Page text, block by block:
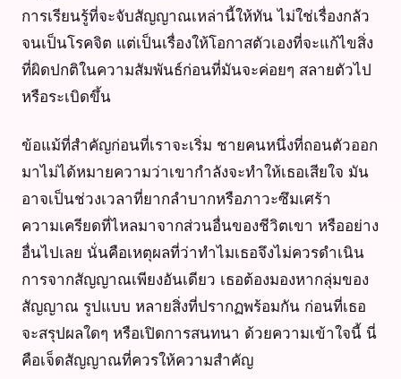
การเรียนรู้ที่จะจับสัญญาณเหล่านี้ให้ทัน ไม่ใช่เรื่องกลัว
จนเป็นโรคจิต แต่เป็นเรื่องให้โอกาสตัวเองที่จะแก้ไขสิ่ง
ที่ผิดปกติในความสัมพันธ์ก่อนที่มันจะค่อยๆ สลายตัวไป
หรือระเบิดขึ้น
ข้อแม้ที่สำคัญก่อนที่เราจะเริ่ม ชายคนหนึ่งที่ถอนตัวออก
มาไม่ได้หมายความว่าเขากำลังจะทำให้เธอเสียใจ มัน
อาจเป็นช่วงเวลาที่ยากลำบากหรือภาวะซึมเศร้า
ความเครียดที่ไหลมาจากส่วนอื่นของชีวิตเขา หรืออย่าง
อื่นไปเลย นั่นคือเหตุผลที่ว่าทำไมเธอจึงไม่ควรดำเนิน
การจากสัญญาณเพียงอันเดียว เธอต้องมองหากลุ่มของ
สัญญาณ รูปแบบ หลายสิ่งที่ปรากฏพร้อมกัน ก่อนที่เธอ
จะสรุปผลใดๆ หรือเปิดการสนทนา ด้วยความเข้าใจนี้ นี่
คือเจ็ดสัญญาณที่ควรให้ความสำคัญ